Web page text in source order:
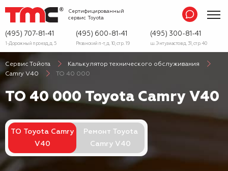
Сертифицированный
сервис Toyota
(495) 707-81-41
1-Дорожный проезд, д. 5
(495) 600-81-41
Рязанский п-т, д. 10, стр. 19
(495) 300-81-41
ш. Энтузиастов д. 31, стр. 40
Сервис Тойота
Калькулятор технического обслуживания
Camry V40
ТО 40 000
ТО 40 000 Toyota Camry V40
ТО Toyota Camry
V40
Ремонт Toyota
Camry V40